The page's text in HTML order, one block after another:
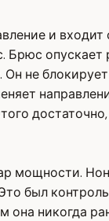
и
Брюс опускает
Он не
достаточно,
мощности.
был
она никогда